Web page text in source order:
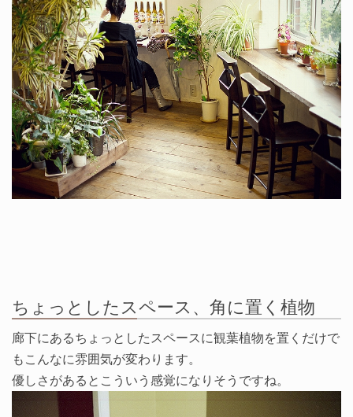
ちょっとしたスペース、角に置く植物
廊下にあるちょっとしたスペースに観葉植物を置くだけで
もこんなに雰囲気が変わります。
優しさがあるとこういう感覚になりそうですね。